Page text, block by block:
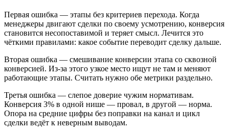
Первая ошибка — этапы без критериев перехода. Когда
менеджеры двигают сделки по своему усмотрению, конверсия
становится несопоставимой и теряет смысл. Лечится это
чёткими правилами: какое событие переводит сделку дальше.
Вторая ошибка — смешивание конверсии этапа со сквозной
конверсией. Из-за этого узкое место ищут не там и меняют
работающие этапы. Считать нужно обе метрики раздельно.
Третья ошибка — слепое доверие чужим нормативам.
Конверсия 3% в одной нише — провал, в другой — норма.
Опора на средние цифры без поправки на канал и цикл
сделки ведёт к неверным выводам.